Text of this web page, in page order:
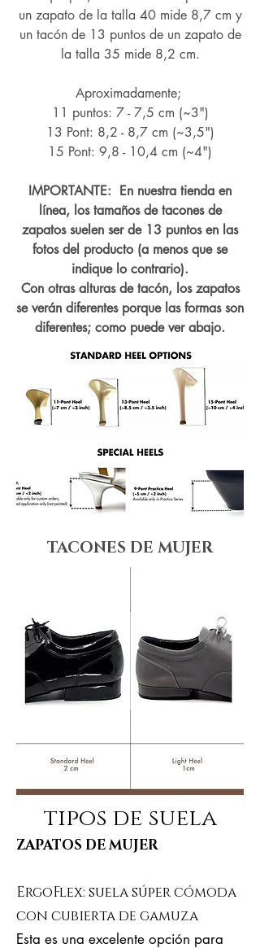
un zapato de la talla 40 mide 8,7 cm y
un tacón de 13 puntos de un zapato de
la talla 35 mide 8,2 cm.
Aproximadamente;
11 puntos: 7 - 7,5 cm (~3")
13 Pont: 8,2 - 8,7 cm (~3,5")
15 Pont: 9,8 - 10,4 cm (~4")
IMPORTANTE: En nuestra tienda en
línea, los tamaños de tacones de
zapatos suelen ser de 13 puntos en las
fotos del producto (a menos que se
indique lo contrario).
Con otras alturas de tacón, los zapatos
se verán diferentes porque las formas son
diferentes; como puede ver abajo.
TACONES DE MUJER
tipos de suela
ZAPATOS DE MUJER
ErgoFlex: suela súper cómoda
con cubierta de gamuza
Esta es una excelente opción para